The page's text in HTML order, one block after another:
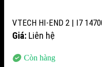
VTECH HI-END 2 | I7
Giá: Liên hệ
Còn hàng